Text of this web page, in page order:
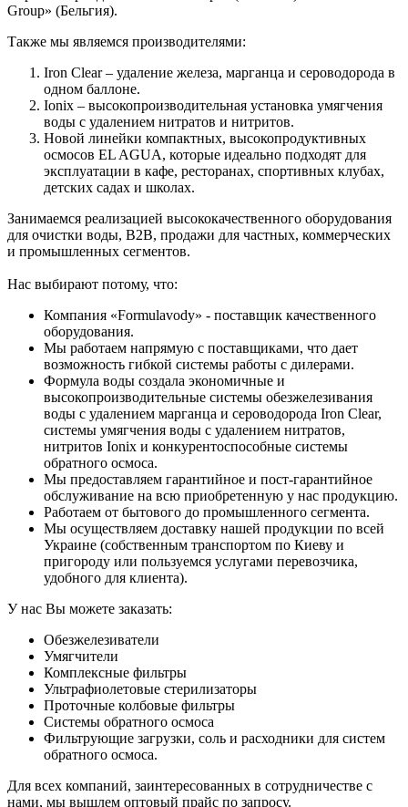
Group» (Бельгия).
Также мы являемся производителями:
Iron Clear – удаление железа, марганца и сероводорода в
одном баллоне.
Ionix – высокопроизводительная установка умягчения
воды с удалением нитратов и нитритов.
Новой линейки компактных, высокопродуктивных
осмосов EL AGUA, которые идеально подходят для
эксплуатации в кафе, ресторанах, спортивных клубах,
детских садах и школах.
Занимаемся реализацией высококачественного оборудования
для очистки воды, B2B, продажи для частных, коммерческих
и промышленных сегментов.
Нас выбирают потому, что:
Компания «Formulavody» - поставщик качественного
оборудования.
Мы работаем напрямую с поставщиками, что дает
возможность гибкой системы работы с дилерами.
Формула воды создала экономичные и
высокопроизводительные системы обезжелезивания
воды с удалением марганца и сероводорода Iron Clear,
системы умягчения воды с удалением нитратов,
нитритов Ionix и конкурентоспособные системы
обратного осмоса.
Мы предоставляем гарантийное и пост-гарантийное
обслуживание на всю приобретенную у нас продукцию.
Работаем от бытового до промышленного сегмента.
Мы осуществляем доставку нашей продукции по всей
Украине (собственным транспортом по Киеву и
пригороду или пользуемся услугами перевозчика,
удобного для клиента).
У нас Вы можете заказать:
Обезжелезиватели
Умягчители
Комплексные фильтры
Ультрафиолетовые стерилизаторы
Проточные колбовые фильтры
Системы обратного осмоса
Фильтрующие загрузки, соль и расходники для систем
обратного осмоса.
Для всех компаний, заинтересованных в сотрудничестве с
нами, мы вышлем оптовый прайс по запросу.